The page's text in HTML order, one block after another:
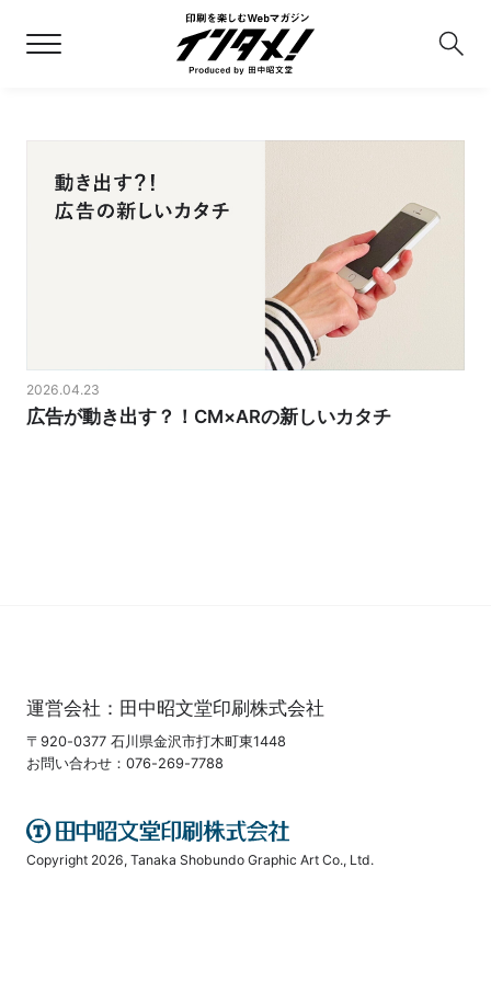
2026.04.23
広告が動き出す？！CM×ARの新しいカタチ
運営会社： 田中昭文堂印刷株式会社
〒920-0377 石川県金沢市打木町東1448
お問い合わせ：076-269-7788
Copyright 2026, Tanaka Shobundo Graphic Art Co., Ltd.